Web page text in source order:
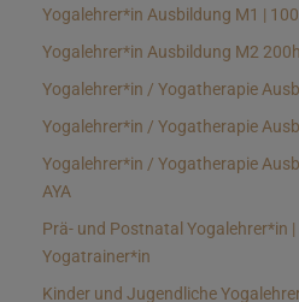
Yogalehrer*in Ausbildung M1 |
Yogalehrer*in Ausbildung M2
Yogalehrer*in / Yogatherapie
Yogalehrer*in / Yogatherapie
Yogalehrer*in / Yogatherapie
AYA
Prä- und Postnatal Yogalehrer*in
Yogatrainer*in
Kinder und Jugendliche